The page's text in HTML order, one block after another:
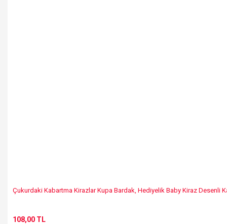
Çukurdaki Kabartma Kirazlar Kupa Bardak, Hediyelik Baby Kiraz Desenli
108,00 TL